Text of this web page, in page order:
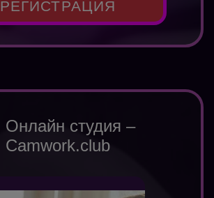
РЕГИСТРАЦИЯ
Онлайн студия –
Camwork.club